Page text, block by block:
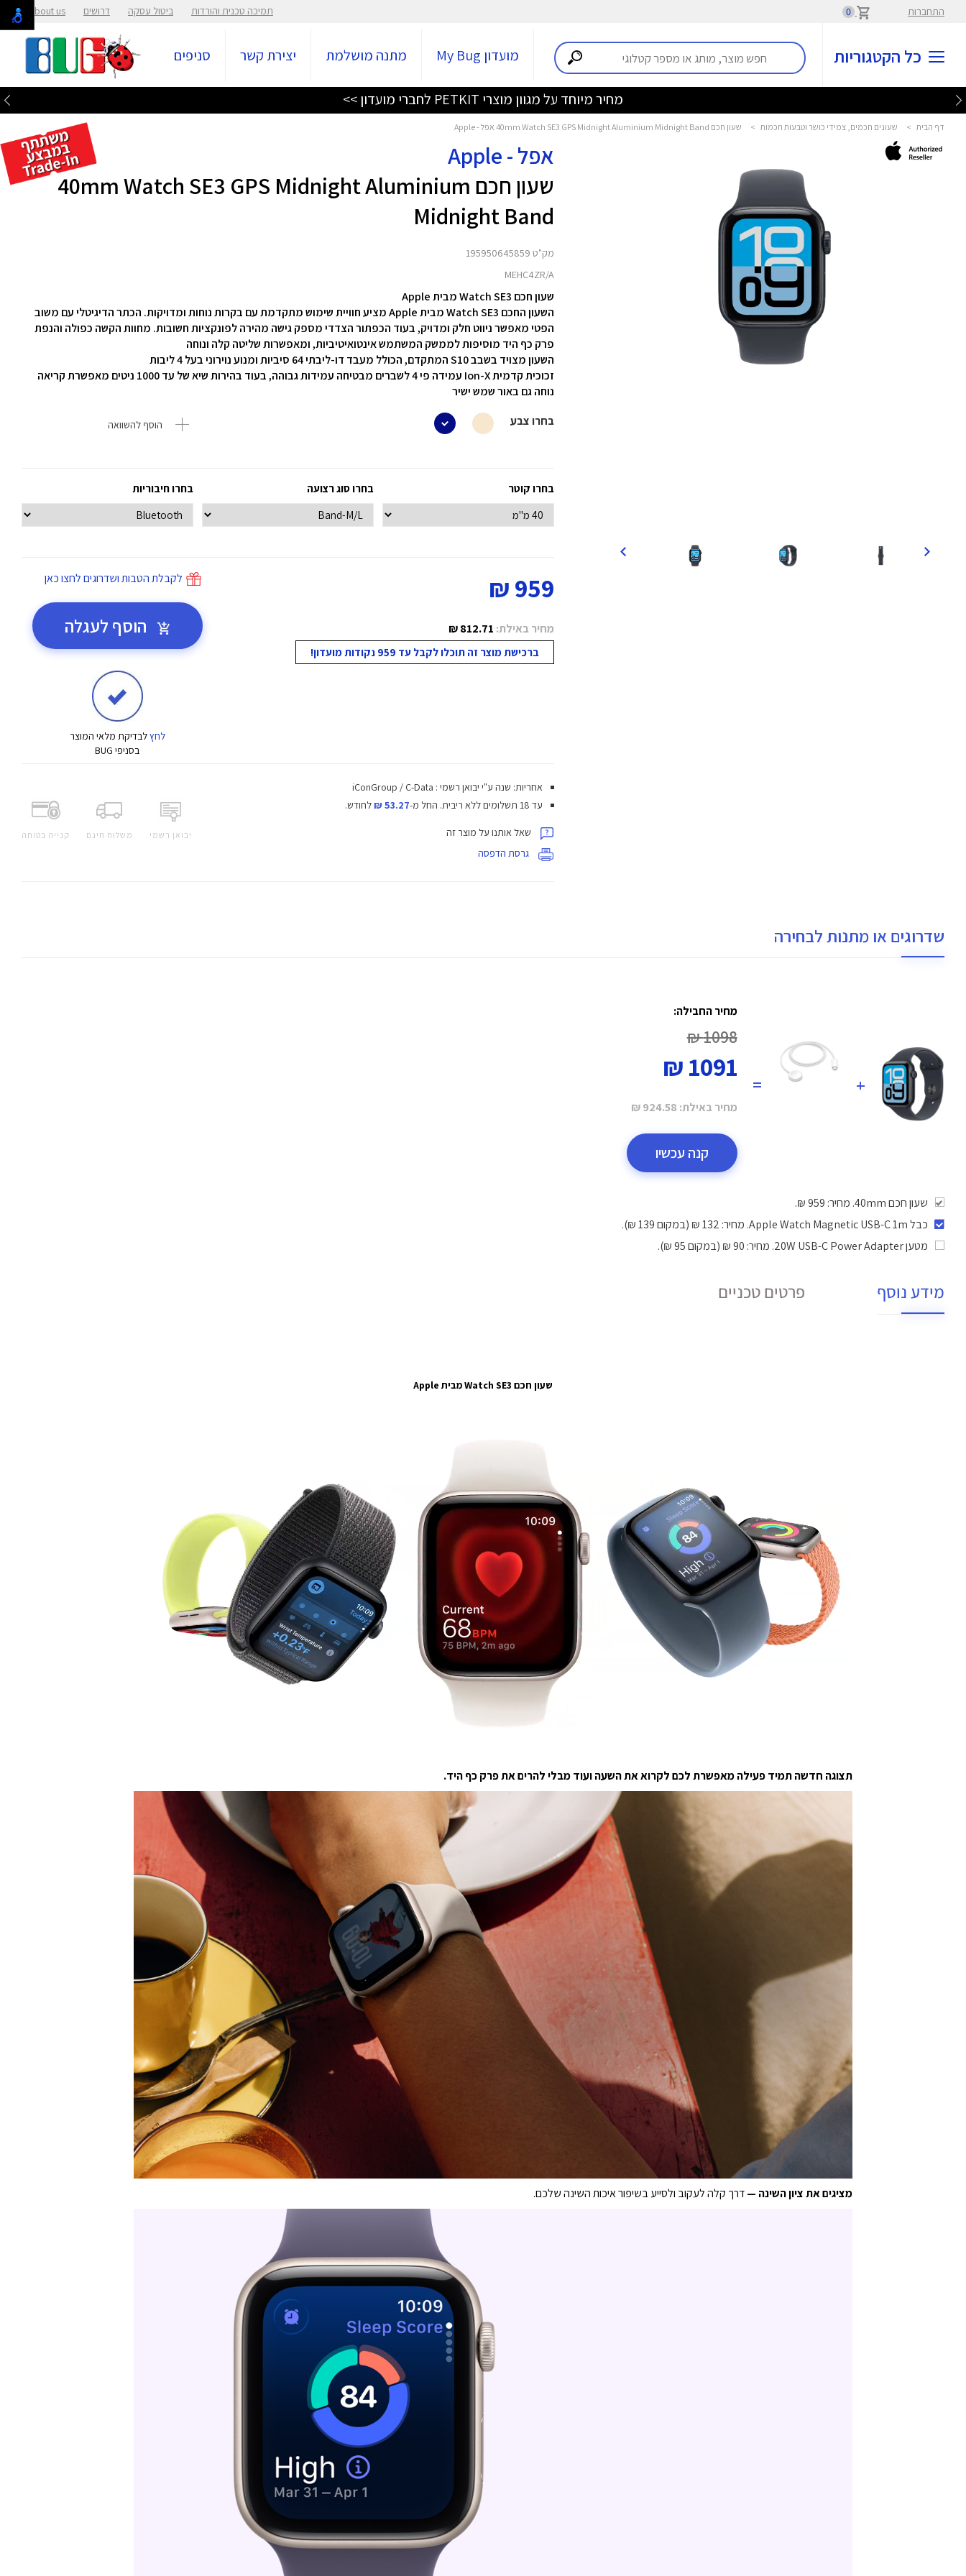
התחברות 0 תמיכה טכנית והורדות ביטול עסקה דרושים About us
כל הקטגוריות מועדון My Bug מתנה מושלמת יצירת קשר סניפים
מחיר מיוחד על מגוון מוצרי PETKIT לחברי מועדון >>
דף הבית > שעונים חכמים, צמידי כושר וטבעות חכמות > שעון חכם 40mm Watch SE3 GPS Midnight Aluminium Midnight Band אפל - Apple
אפל - Apple
שעון חכם 40mm Watch SE3 GPS Midnight Aluminium
Midnight Band
מק"ט 195950645859
MEHC4ZR/A
שעון חכם Watch SE3 מבית Apple
השעון החכם Watch SE3 מבית Apple מציע חוויית שימוש מתקדמת עם בקרות נוחות ומדויקות. הכתר הדיגיטלי עם משוב
הפטי מאפשר ניווט חלק ומדויק, בעוד הכפתור הצדדי מספק גישה מהירה לפונקציות חשובות. מחוות הקשה כפולה והנפת
פרק כף היד מוסיפות לממשק המשתמש אינטואיטיביות, ומאפשרות שליטה קלה ונוחה
השעון מצויד בשבב S10 המתקדם, הכולל מעבד דו-ליבתי 64 סיביות ומנוע נוירוני בעל 4 ליבות
זכוכית קדמית Ion-X עמידה פי 4 לשברים מבטיחה עמידות גבוהה, בעוד בהירות שיא של עד 1000 ניטים מאפשרת קריאה
נוחה גם באור שמש ישיר
בחרו צבע
הוסף להשוואה
בחרו קוטר בחרו סוג רצועה בחרו חיבוריות
959 ₪
מחיר באילת: 812.71 ₪
ברכישת מוצר זה תוכלו לקבל עד 959 נקודות מועדון!
לקבלת הטבות ושדרוגים לחצו כאן
הוסף לעגלה
לחץלבדיקת מלאי המוצר
בסניפי BUG
יבואן רשמי משלוח חינם קנייה בטוחה
אחריות: שנה ע"י יבואן רשמי : iConGroup / C-Data
עד 18 תשלומים ללא ריבית.
החל מ-53.27 ₪ לחודש.
שאל אותנו על מוצר זה
גרסת הדפסה
שדרוגים או מתנות לבחירה
+
=
מחיר החבילה:
1098 ₪
1091 ₪
מחיר באילת: 924.58 ₪
קנה עכשיו
שעון חכם 40mm. מחיר: 959 ₪.
כבל Apple Watch Magnetic USB-C 1m
. מחיר: 132 ₪ (במקום 139 ₪).
מטען 20W USB-C Power Adapter
. מחיר: 90 ₪ (במקום 95 ₪).
מידע נוסף פרטים טכניים
שעון חכם Watch SE3 מבית Apple
תצוגה חדשה תמיד פעילה מאפשרת לכם לקרוא את השעה ועוד מבלי להרים את פרק כף היד.
מציגים את ציון השינה —דרך קלה לעקוב ולסייע בשיפור איכות השינה שלכם.